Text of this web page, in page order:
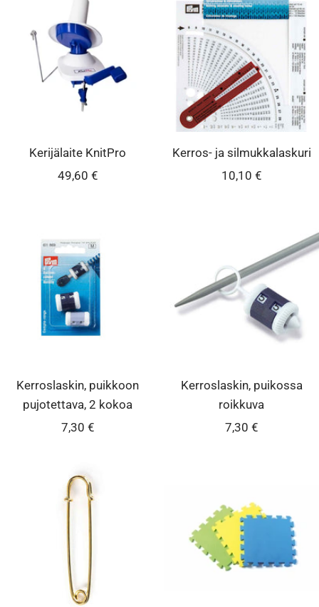
Kerijälaite KnitPro
Alennushinta
49,60 €
Kerros- ja silmukkalaskuri
Alennushinta
10,10 €
Kerroslaskin, puikkoon
pujotettava, 2 kokoa
Alennushinta
7,30 €
Kerroslaskin, puikossa
roikkuva
Alennushinta
7,30 €